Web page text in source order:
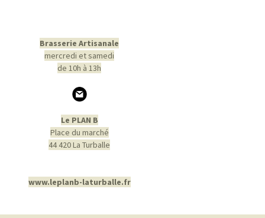
Brasserie Artisanale
mercredi et samedi
de 10h à 13h
Le PLAN B
Place du marché
44 420 La Turballe
www.leplanb-laturballe.fr